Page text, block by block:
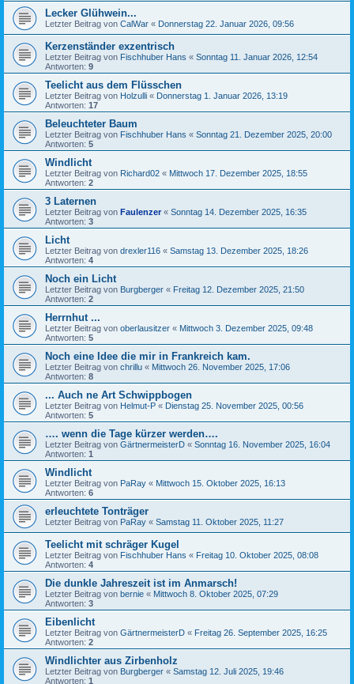
Lecker Glühwein...
Letzter Beitrag von CalWar « Donnerstag 22. Januar 2026, 09:56
Kerzenständer exzentrisch
Letzter Beitrag von Fischhuber Hans « Sonntag 11. Januar 2026, 12:54
Antworten: 9
Teelicht aus dem Flüsschen
Letzter Beitrag von Holzulli « Donnerstag 1. Januar 2026, 13:19
Antworten: 17
Beleuchteter Baum
Letzter Beitrag von Fischhuber Hans « Sonntag 21. Dezember 2025, 20:00
Antworten: 5
Windlicht
Letzter Beitrag von Richard02 « Mittwoch 17. Dezember 2025, 18:55
Antworten: 2
3 Laternen
Letzter Beitrag von Faulenzer « Sonntag 14. Dezember 2025, 16:35
Antworten: 3
Licht
Letzter Beitrag von drexler116 « Samstag 13. Dezember 2025, 18:26
Antworten: 4
Noch ein Licht
Letzter Beitrag von Burgberger « Freitag 12. Dezember 2025, 21:50
Antworten: 2
Herrnhut ...
Letzter Beitrag von oberlausitzer « Mittwoch 3. Dezember 2025, 09:48
Antworten: 5
Noch eine Idee die mir in Frankreich kam.
Letzter Beitrag von chrillu « Mittwoch 26. November 2025, 17:06
Antworten: 8
... Auch ne Art Schwippbogen
Letzter Beitrag von Helmut-P « Dienstag 25. November 2025, 00:56
Antworten: 5
…. wenn die Tage kürzer werden….
Letzter Beitrag von GärtnermeisterD « Sonntag 16. November 2025, 16:04
Antworten: 1
Windlicht
Letzter Beitrag von PaRay « Mittwoch 15. Oktober 2025, 16:13
Antworten: 6
erleuchtete Tonträger
Letzter Beitrag von PaRay « Samstag 11. Oktober 2025, 11:27
Teelicht mit schräger Kugel
Letzter Beitrag von Fischhuber Hans « Freitag 10. Oktober 2025, 08:08
Antworten: 4
Die dunkle Jahreszeit ist im Anmarsch!
Letzter Beitrag von bernie « Mittwoch 8. Oktober 2025, 07:29
Antworten: 3
Eibenlicht
Letzter Beitrag von GärtnermeisterD « Freitag 26. September 2025, 16:25
Antworten: 2
Windlichter aus Zirbenholz
Letzter Beitrag von Burgberger « Samstag 12. Juli 2025, 19:46
Antworten: 1